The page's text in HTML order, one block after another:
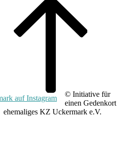
© Initiative für
einen Gedenkort
ehemaliges KZ Uckermark e.V.